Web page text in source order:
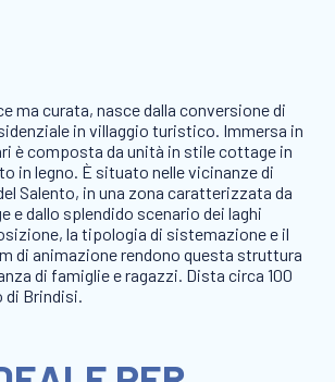
ma curata, nasce dalla conversione di
in villaggio turistico. Immersa in
è composta da unità in stile cottage in
in legno. È situato nelle vicinanze di
Salento, in una zona caratterizzata da
e dallo splendido scenario dei laghi
la tipologia di sistemazione e il
di animazione rendono questa struttura
di famiglie e ragazzi. Dista circa 100
di Brindisi.